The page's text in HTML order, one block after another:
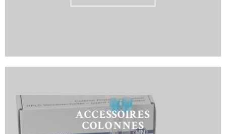
ACCESSOIRES
COLONNES